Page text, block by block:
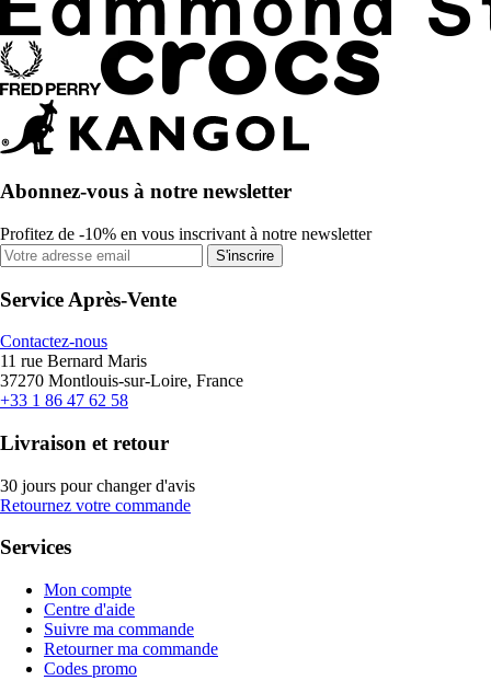
Abonnez-vous à notre newsletter
Profitez de -10% en vous inscrivant à notre newsletter
S'inscrire
Service Après-Vente
Contactez-nous
11 rue Bernard Maris
37270 Montlouis-sur-Loire, France
+33 1 86 47 62 58
Livraison et retour
30 jours pour changer d'avis
Retournez votre commande
Services
Mon compte
Centre d'aide
Suivre ma commande
Retourner ma commande
Codes promo